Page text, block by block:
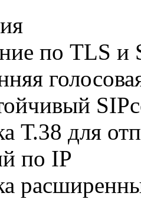
по TLS и
Т.38 для
по IP